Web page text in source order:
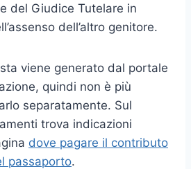
del Giudice Tutelare in
dell’altro genitore.
viene generato dal portale
quindi non è più
separatamente. Sul
trova indicazioni
dove pagare il contributo
passaporto.